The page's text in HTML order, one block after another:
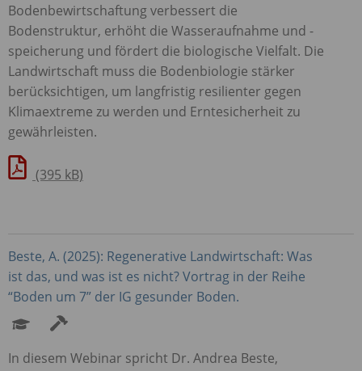
Bodenbewirtschaftung verbessert die
Bodenstruktur, erhöht die Wasseraufnahme und -
speicherung und fördert die biologische Vielfalt. Die
Landwirtschaft muss die Bodenbiologie stärker
berücksichtigen, um langfristig resilienter gegen
Klimaextreme zu werden und Erntesicherheit zu
gewährleisten.
(395 kB)
Beste, A. (2025): Regenerative Landwirtschaft: Was
ist das, und was ist es nicht? Vortrag in der Reihe
“Boden um 7” der IG gesunder Boden.
In diesem Webinar spricht Dr. Andrea Beste,